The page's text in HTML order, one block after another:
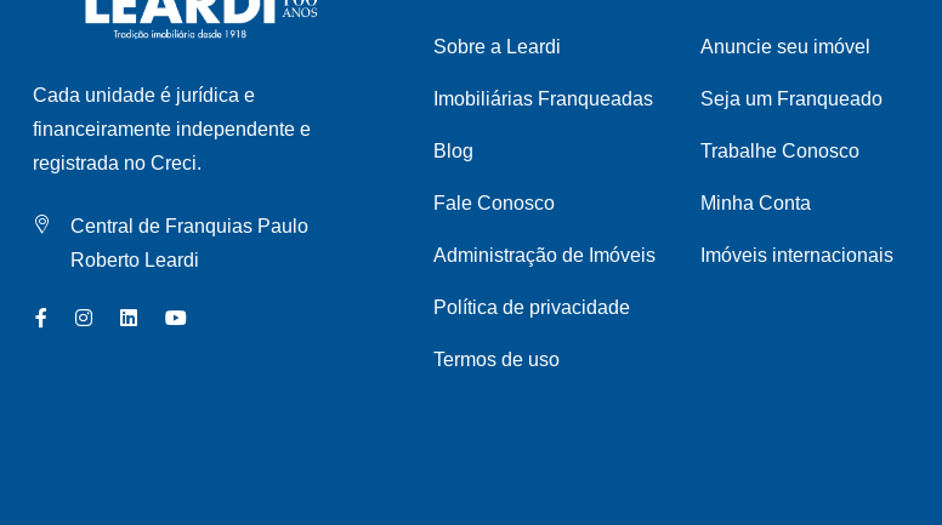
Cada unidade é jurídica e
financeiramente independente e
registrada no Creci.
Central de Franquias Paulo
Roberto Leardi
Sobre a Leardi
Imobiliárias Franqueadas
Blog
Fale Conosco
Administração de Imóveis
Política de privacidade
Termos de uso
Anuncie seu imóvel
Seja um Franqueado
Trabalhe Conosco
Minha Conta
Imóveis internacionais